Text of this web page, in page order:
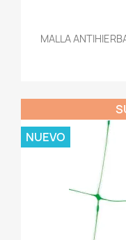
MALLA
NUEVO